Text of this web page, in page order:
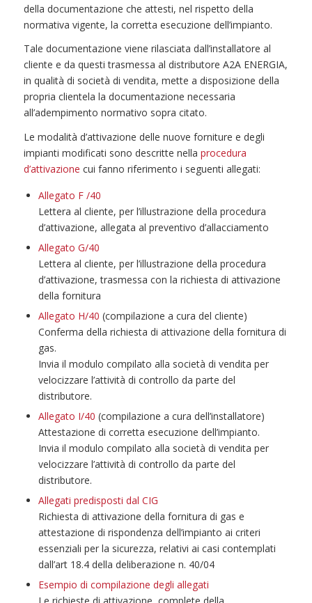
della documentazione che attesti, nel rispetto della
normativa vigente, la corretta esecuzione dell’impianto.
Tale documentazione viene rilasciata dall’installatore al
cliente e da questi trasmessa al distributore A2A ENERGIA,
in qualità di società di vendita, mette a disposizione della
propria clientela la documentazione necessaria
all’adempimento normativo sopra citato.
Le modalità d’attivazione delle nuove forniture e degli
impianti modificati sono descritte nella procedura
d’attivazione cui fanno riferimento i seguenti allegati:
Allegato F /40
Lettera al cliente, per l’illustrazione della procedura
d’attivazione, allegata al preventivo d’allacciamento
Allegato G/40
Lettera al cliente, per l’illustrazione della procedura
d’attivazione, trasmessa con la richiesta di attivazione
della fornitura
Allegato H/40 (compilazione a cura del cliente)
Conferma della richiesta di attivazione della fornitura di
gas.
Invia il modulo compilato alla società di vendita per
velocizzare l’attività di controllo da parte del
distributore.
Allegato I/40 (compilazione a cura dell’installatore)
Attestazione di corretta esecuzione dell’impianto.
Invia il modulo compilato alla società di vendita per
velocizzare l’attività di controllo da parte del
distributore.
Allegati predisposti dal CIG
Richiesta di attivazione della fornitura di gas e
attestazione di rispondenza dell’impianto ai criteri
essenziali per la sicurezza, relativi ai casi contemplati
dall’art 18.4 della deliberazione n. 40/04
Esempio di compilazione degli allegati